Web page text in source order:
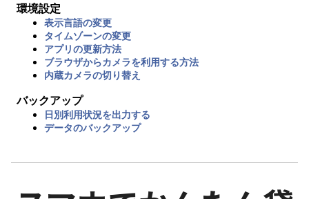
環境設定
表示言語の変更
タイムゾーンの変更
アプリの更新方法
ブラウザからカメラを利用する方法
内蔵カメラの切り替え
バックアップ
日別利用状況を出力する
データのバックアップ